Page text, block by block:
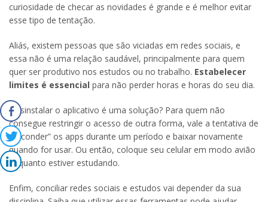
curiosidade de checar as novidades é grande e é melhor evitar
esse tipo de tentação.
Aliás, existem pessoas que são viciadas em redes sociais, e
essa não é uma relação saudável, principalmente para quem
quer ser produtivo nos estudos ou no trabalho. Estabelecer
limites é essencial para não perder horas e horas do seu dia.
Desinstalar o aplicativo é uma solução? Para quem não
consegue restringir o acesso de outra forma, vale a tentativa de
“esconder” os apps durante um período e baixar novamente
quando for usar. Ou então, coloque seu celular em modo avião
enquanto estiver estudando.
Enfim, conciliar redes sociais e estudos vai depender da sua